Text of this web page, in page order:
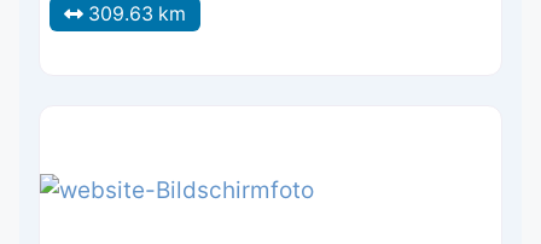
309.63 km